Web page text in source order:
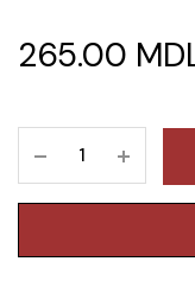
265.00
Step
Gel
Didier